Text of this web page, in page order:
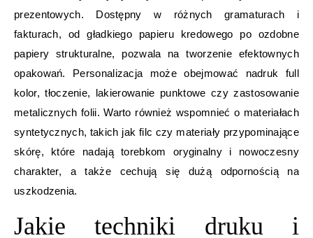
prezentowych. Dostępny w różnych gramaturach i
fakturach, od gładkiego papieru kredowego po ozdobne
papiery strukturalne, pozwala na tworzenie efektownych
opakowań. Personalizacja może obejmować nadruk full
kolor, tłoczenie, lakierowanie punktowe czy zastosowanie
metalicznych folii. Warto również wspomnieć o materiałach
syntetycznych, takich jak filc czy materiały przypominające
skórę, które nadają torebkom oryginalny i nowoczesny
charakter, a także cechują się dużą odpornością na
uszkodzenia.
Jakie techniki druku i